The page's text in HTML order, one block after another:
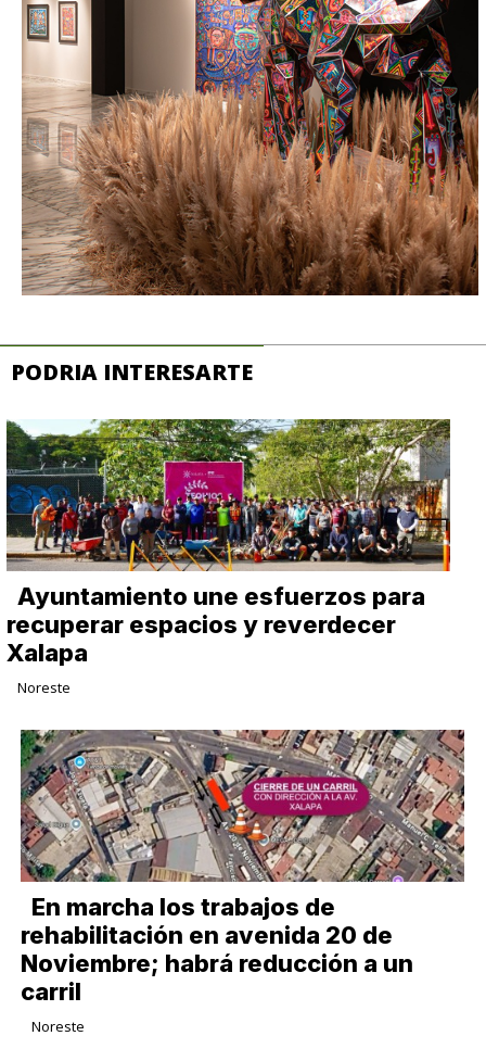
PODRIA INTERESARTE
Ayuntamiento une esfuerzos para
recuperar espacios y reverdecer
Xalapa
Noreste
En marcha los trabajos de
rehabilitación en avenida 20 de
Noviembre; habrá reducción a un
carril
Noreste